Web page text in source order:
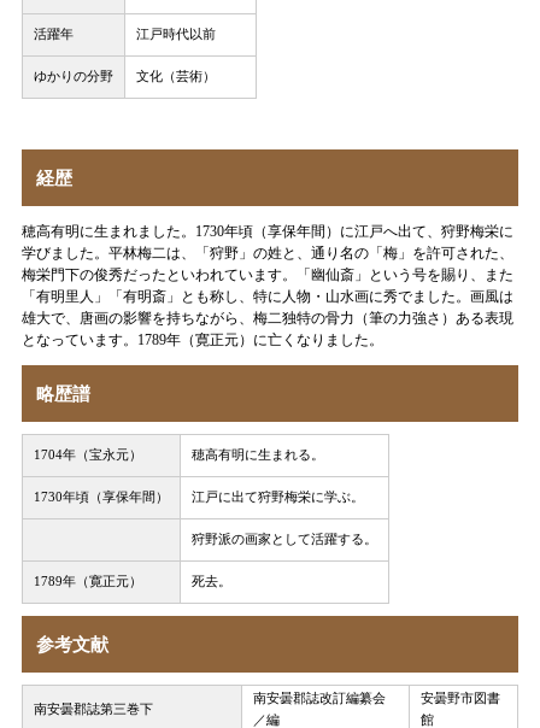
活躍年 江戸時代以前
ゆかりの分野 文化（芸術）
経歴
穂高有明に生まれました。1730年頃（享保年間）に江戸へ出て、狩野梅栄に
学びました。平林梅二は、「狩野」の姓と、通り名の「梅」を許可された、
梅栄門下の俊秀だったといわれています。「幽仙斎」という号を賜り、また
「有明里人」「有明斎」とも称し、特に人物・山水画に秀でました。画風は
雄大で、唐画の影響を持ちながら、梅二独特の骨力（筆の力強さ）ある表現
となっています。1789年（寛正元）に亡くなりました。
略歴譜
1704年（宝永元） 穂高有明に生まれる。
1730年頃（享保年間） 江戸に出て狩野梅栄に学ぶ。
狩野派の画家として活躍する。
1789年（寛正元） 死去。
参考文献
南安曇郡誌第三巻下
南安曇郡誌改訂編纂会
／編
安曇野市図書
館